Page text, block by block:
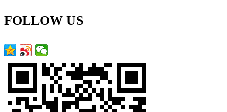
FOLLOW US